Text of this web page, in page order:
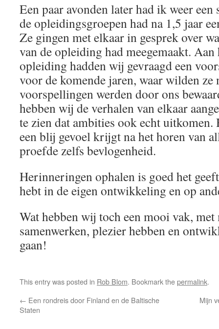
Een paar avonden later had ik weer
de opleidingsgroepen had na 1,5 jaar
Ze gingen met elkaar in gesprek over
van de opleiding had meegemaakt. Aan
opleiding hadden wij gevraagd een
voor de komende jaren, waar wilden ze
voorspellingen werden door ons
hebben wij de verhalen van elkaar
te zien dat ambities ook echt uitkomen.
een blij gevoel krijgt na het horen van
proefde zelfs bevlogenheid.
Herinneringen ophalen is goed het
hebt in de eigen ontwikkeling en op
Wat hebben wij toch een mooi vak, met
samenwerken, plezier hebben en
gaan!
This entry was posted in Rob Blom. Bookmark thepermalink.
← Een rondreis door Finland en de Baltische
Staten
Mijn